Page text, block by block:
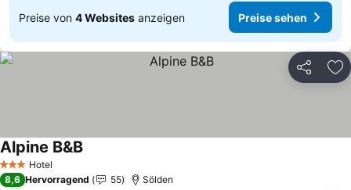
Preise von 4 Websites anzeigen Preise sehen
Teilen
3 SterneHotel
Alpine B&B
8,6 Hervorragend 55 Sölden